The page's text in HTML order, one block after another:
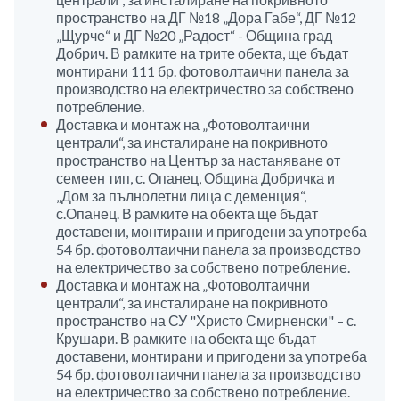
пространство на ДГ №18 „Дора Габе“, ДГ №12
„Щурче“ и ДГ №20 „Радост“ - Община град
Добрич. В рамките на трите обекта, ще бъдат
монтирани 111 бр. фотоволтаични панела за
производство на електричество за собствено
потребление.
Доставка и монтаж на „Фотоволтаични
централи“, за инсталиране на покривното
пространство на Център за настаняване от
семеен тип, с. Опанец, Община Добричка и
„Дом за пълнолетни лица с деменция“,
с.Опанец. В рамките на обекта ще бъдат
доставени, монтирани и пригодени за употреба
54 бр. фотоволтаични панела за производство
на електричество за собствено потребление.
Доставка и монтаж на „Фотоволтаични
централи“, за инсталиране на покривното
пространство на СУ "Христо Смирненски" – с.
Крушари. В рамките на обекта ще бъдат
доставени, монтирани и пригодени за употреба
54 бр. фотоволтаични панела за производство
на електричество за собствено потребление.